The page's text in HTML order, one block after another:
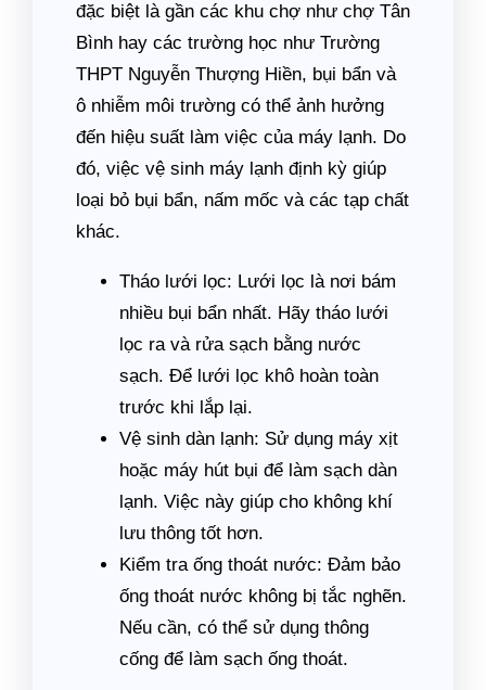
đặc biệt là gần các khu chợ như chợ Tân
Bình hay các trường học như Trường
THPT Nguyễn Thượng Hiền, bụi bẩn và
ô nhiễm môi trường có thể ảnh hưởng
đến hiệu suất làm việc của máy lạnh. Do
đó, việc vệ sinh máy lạnh định kỳ giúp
loại bỏ bụi bẩn, nấm mốc và các tạp chất
khác.
Tháo lưới lọc: Lưới lọc là nơi bám
nhiều bụi bẩn nhất. Hãy tháo lưới
lọc ra và rửa sạch bằng nước
sạch. Để lưới lọc khô hoàn toàn
trước khi lắp lại.
Vệ sinh dàn lạnh: Sử dụng máy xịt
hoặc máy hút bụi để làm sạch dàn
lạnh. Việc này giúp cho không khí
lưu thông tốt hơn.
Kiểm tra ống thoát nước: Đảm bảo
ống thoát nước không bị tắc nghẽn.
Nếu cần, có thể sử dụng thông
cống để làm sạch ống thoát.